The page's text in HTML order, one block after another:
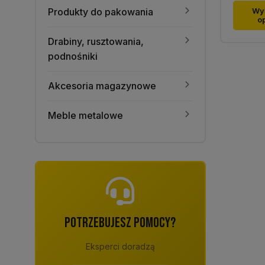
Produkty do pakowania
Drabiny, rusztowania,
podnośniki
Akcesoria magazynowe
Meble metalowe
POTRZEBUJESZ POMOCY?
Eksperci doradzą